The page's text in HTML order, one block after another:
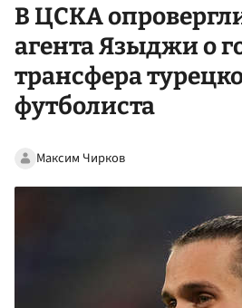
В ЦСКА
агента Языджи о
трансфера
футболиста
Максим Чирков